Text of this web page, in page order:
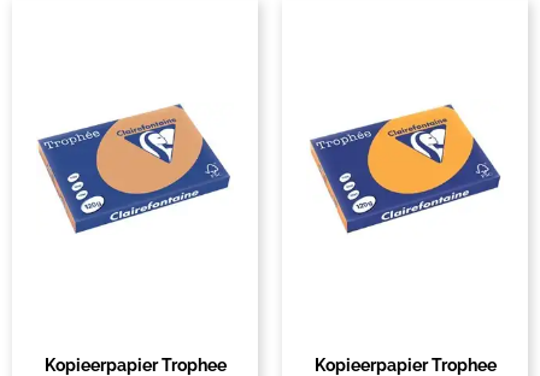
Kopieerpapier Trophee
Kopieerpapier Trophee